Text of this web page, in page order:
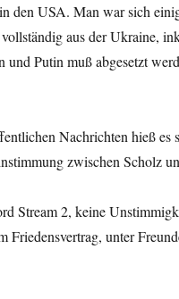
den USA. Man war sich
aus der Ukraine,
und Putin muß abgesetzt
Nachrichten hieß
zwischen Scholz
Stream 2, keine
unter